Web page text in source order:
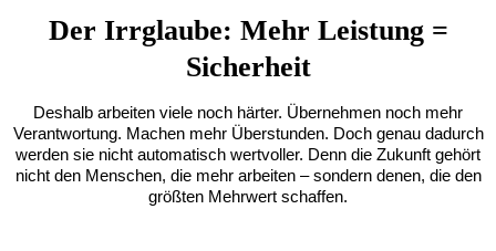
Der Irrglaube: Mehr Leistung =
Sicherheit
Deshalb arbeiten viele noch härter. Übernehmen noch mehr
Verantwortung. Machen mehr Überstunden. Doch genau dadurch
werden sie nicht automatisch wertvoller. Denn die Zukunft gehört
nicht den Menschen, die mehr arbeiten – sondern denen, die den
größten Mehrwert schaffen.